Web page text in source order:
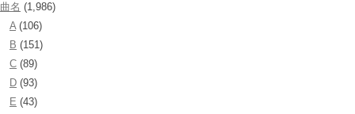
曲名 (1,986)
A(106)
B (151)
C (89)
D (93)
E (43)